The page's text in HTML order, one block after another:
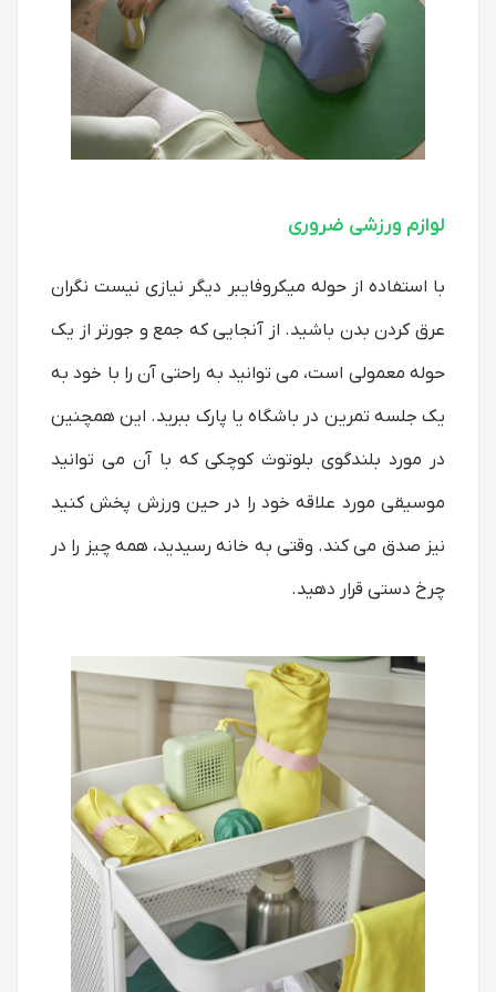
لوازم ورزشی ضروری
با استفاده از حوله میکروفایبر دیگر نیازی نیست نگران
عرق کردن بدن باشید. از آنجایی که جمع و جورتر از یک
حوله معمولی است، می توانید به راحتی آن را با خود به
یک جلسه تمرین در باشگاه یا پارک ببرید. این همچنین
در مورد بلندگوی بلوتوث کوچکی که با آن می توانید
موسیقی مورد علاقه خود را در حین ورزش پخش کنید
نیز صدق می کند. وقتی به خانه رسیدید، همه چیز را در
چرخ دستی قرار دهید.